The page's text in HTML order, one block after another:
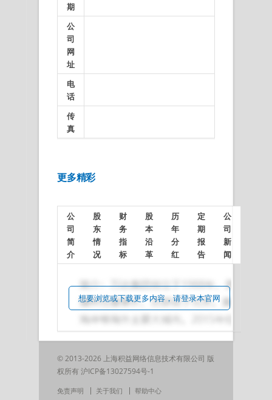
期
公
司
网
址
电
话
传
真
更多精彩
公
司
简
介
股
东
情
况
财
务
指
标
股
本
沿
革
历
年
分
红
定
期
报
告
公
司
新
闻
想要浏览或下载更多内容，请登录本官网
© 2013-2026 上海积益网络信息技术有限公司 版
权所有沪ICP备13027594号-1
免责声明 关于我们 帮助中心